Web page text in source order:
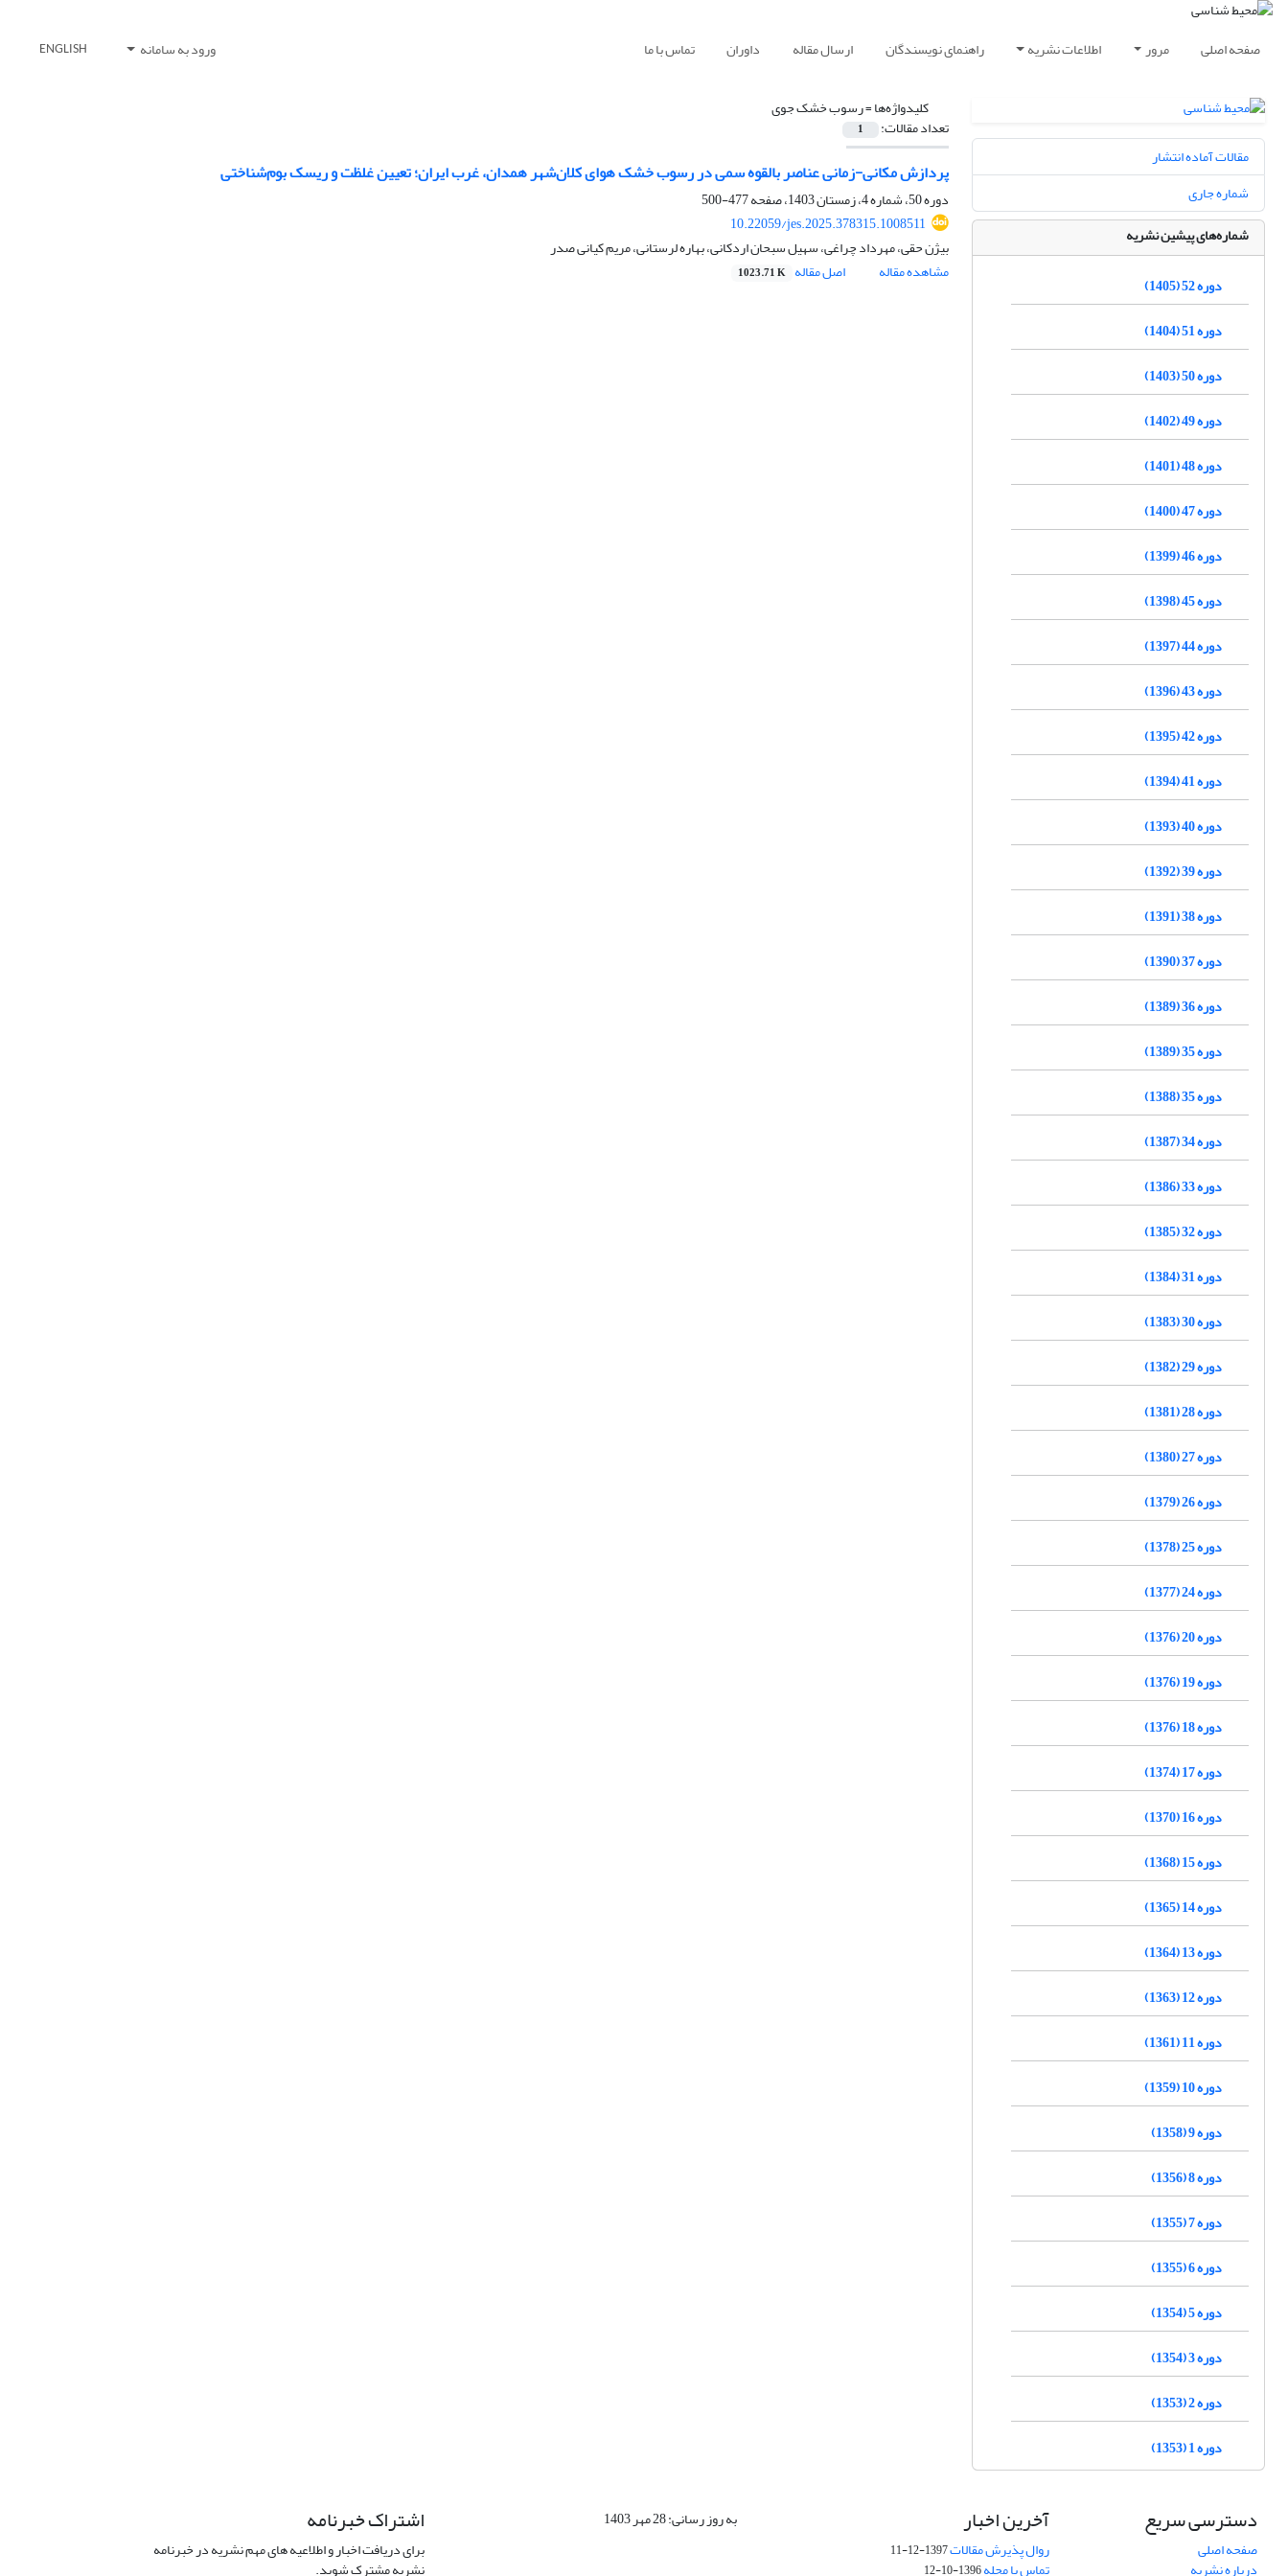
صفحه اصلی مرور اطلاعات نشریه راهنمای نویسندگان ارسال مقاله داوران تماس با ما ورود به سامانه ENGLISH
کلیدواژه‌ها =رسوب خشک جوی
تعداد مقالات: 1
پردازش مکانی-زمانی عناصر بالقوه سمی در رسوب خشک هوای کلان‌شهر همدان، غرب ایران؛ تعیین غلظت و ریسک بوم‌‎شناختی
دوره 50، شماره 4، زمستان 1403، صفحه
477-500
10.22059/jes.2025.378315.1008511
بیژن حقی، مهرداد چراغی، سهیل سبحان اردکانی، بهاره لرستانی، مریم کیانی صدر
مشاهده مقاله
اصل مقاله 1023.71 K
مقالات آماده انتشار
شماره جاری
شماره‌های پیشین نشریه
دوره 52 (1405)
دوره 51 (1404)
دوره 50 (1403)
دوره 49 (1402)
دوره 48 (1401)
دوره 47 (1400)
دوره 46 (1399)
دوره 45 (1398)
دوره 44 (1397)
دوره 43 (1396)
دوره 42 (1395)
دوره 41 (1394)
دوره 40 (1393)
دوره 39 (1392)
دوره 38 (1391)
دوره 37 (1390)
دوره 36 (1389)
دوره 35 (1389)
دوره 35 (1388)
دوره 34 (1387)
دوره 33 (1386)
دوره 32 (1385)
دوره 31 (1384)
دوره 30 (1383)
دوره 29 (1382)
دوره 28 (1381)
دوره 27 (1380)
دوره 26 (1379)
دوره 25 (1378)
دوره 24 (1377)
دوره 20 (1376)
دوره 19 (1376)
دوره 18 (1376)
دوره 17 (1374)
دوره 16 (1370)
دوره 15 (1368)
دوره 14 (1365)
دوره 13 (1364)
دوره 12 (1363)
دوره 11 (1361)
دوره 10 (1359)
دوره 9 (1358)
دوره 8 (1356)
دوره 7 (1355)
دوره 6 (1355)
دوره 5 (1354)
دوره 3 (1354)
دوره 2 (1353)
دوره 1 (1353)
دسترسی سریع
صفحه اصلی
درباره نشریه
آخرین اخبار
روال پذیرش مقالات1397-12-11
تماس با مجله1396-10-12
به روز رسانی: 28 مهر 1403 اشتراک خبرنامه
برای دریافت اخبار و اطلاعیه های مهم نشریه در خبرنامه
نشریه مشترک شوید.